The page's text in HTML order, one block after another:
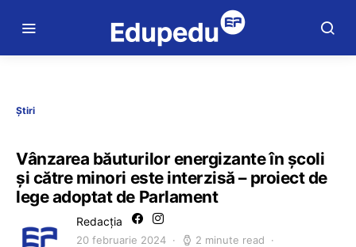
Știri
Vânzarea băuturilor energizante în școli
și către minori este interzisă – proiect de
lege adoptat de Parlament
Redacția
20 februarie 2024 2 minute read